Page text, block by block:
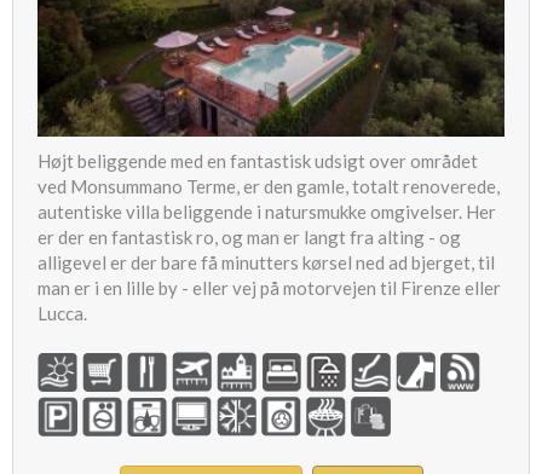
Højt beliggende med en fantastisk udsigt over området
ved Monsummano Terme, er den gamle, totalt renoverede,
autentiske villa beliggende i natursmukke omgivelser. Her
er der en fantastisk ro, og man er langt fra alting - og
alligevel er der bare få minutters kørsel ned ad bjerget, til
man er i en lille by - eller vej på motorvejen til Firenze eller
Lucca.